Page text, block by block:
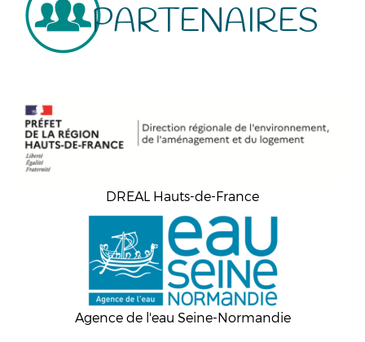
PARTENAIRES
DREAL Hauts-de-France
Agence de l'eau Seine-Normandie